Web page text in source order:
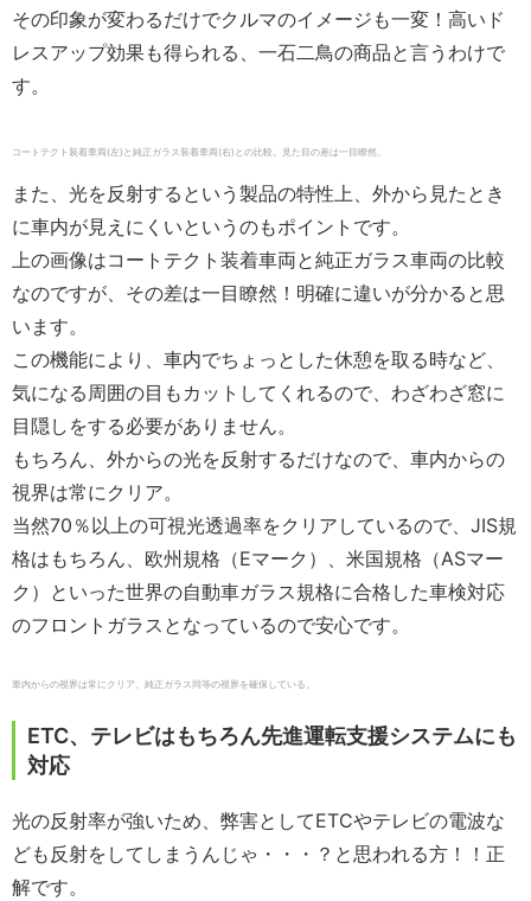
その印象が変わるだけでクルマのイメージも一変！ 高いド
レスアップ効果も得られる、一石二鳥の商品と言うわけで
す。
コートテクト装着車両(左)と純正ガラス装着車両(右)との比較。見た目の差は一目瞭然。
また、光を反射するという製品の特性上、外から見たとき
に車内が見えにくいというのもポイントです。
上の画像はコートテクト装着車両と純正ガラス車両の比較
なのですが、その差は一目瞭然！明確に違いが分かると思
います。
この機能により、車内でちょっとした休憩を取る時など、
気になる周囲の目もカットしてくれるので、わざわざ窓に
目隠しをする必要がありません。
もちろん、外からの光を反射するだけなので、車内からの
視界は常にクリア。
当然70 ％以上の可視光透過率をクリアしているので、 JIS規
格はもちろん、欧州規格（Eマーク）、米国規格（ASマー
ク）といった世界の自動車ガラス規格に合格した車検対応
のフロントガラスとなっているので安心です。
車内からの視界は常にクリア。純正ガラス同等の視界を確保している。
ETC、テレビはもちろん先進運転支援システムにも
対応
光の反射率が強いため、弊害としてETCやテレビの電波な
ども反射をしてしまうんじゃ・・・？と思われる方！！正
解です。